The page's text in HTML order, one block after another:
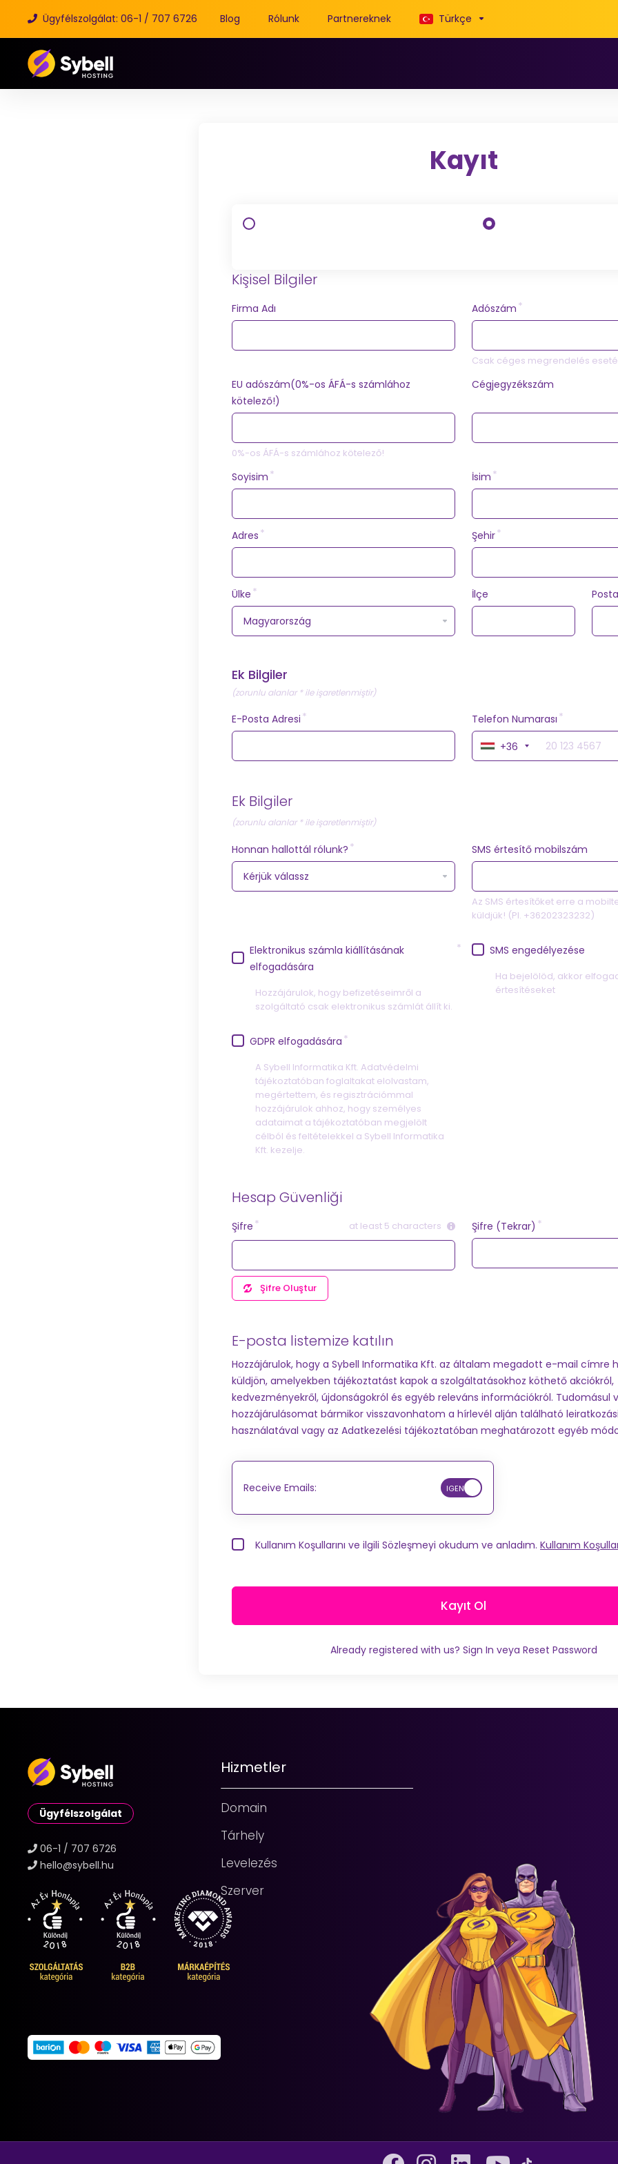
Ügyfélszolgálat: 06-1 / 707 6726 Blog Rólunk Partnereknek Türkçe
Kayıt
Kişisel Bilgiler
Firma Adı Adószám
Csak céges megrendelés
EU adószám(0%-os ÁFÁ-s számlához
kötelező!)
0%-os ÁFÁ-s számlához kötelező!
Cégjegyzékszám
Soyisim İsim
Adres Şehir
Ülke İlçe
Ek Bilgiler
(zorunlu alanlar * ile işaretlenmiştir)
E-Posta Adresi
Telefon Numarası
+36
Ek Bilgiler
(zorunlu alanlar * ile işaretlenmiştir)
Honnan hallottál rólunk? SMS értesítő mobilszám
Az SMS értesítőket erre a
küldjük! (Pl. +36202323232)
Elektronikus számla kiállításának
elfogadására
Hozzájárulok, hogy befizetéseimről a
szolgáltató csak elektronikus számlát állít ki.
SMS engedélyezése
Ha bejelölöd, akkor
értesítéseket
GDPR elfogadására
A Sybell Informatika Kft. Adatvédelmi
tájékoztatóban foglaltakat elolvastam,
megértettem, és regisztrációmmal
hozzájárulok ahhoz, hogy személyes
adataimat a tájékoztatóban megjelölt
célból és feltételekkel a Sybell Informatika
Kft. kezelje.
Hesap Güvenliği
Şifre at least 5 characters
Şifre Oluştur
Şifre (Tekrar)
E-posta listemize katılın
Hozzájárulok, hogy a Sybell Informatika Kft. az általam megadott e-mail címre
küldjön, amelyekben tájékoztatást kapok a szolgáltatásokhoz köthető akciókról,
kedvezményekről, újdonságokról és egyéb releváns információkról. Tudomásul
hozzájárulásomat bármikor visszavonhatom a hírlevél alján található
használatával vagy az Adatkezelési tájékoztatóban meghatározott egyéb
Receive Emails:
Kullanım Koşullarını ve ilgili Sözleşmeyi okudum ve anladım. Kullanım
Kayıt Ol
Already registered with us? Sign In veya Reset Password
Ügyfélszolgálat
06-1 / 707 6726
hello@sybell.hu
Hizmetler
Domain
Tárhely
Levelezés
Szerver